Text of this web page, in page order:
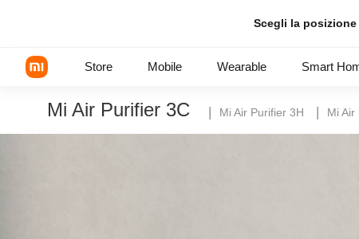
Scegli la
Store Mobile Wearable Smart
Mi Air Purifier 3C | Mi Air Purifier 3H | Mi Air